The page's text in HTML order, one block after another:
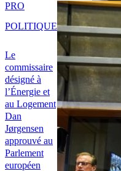
Le
commissaire
désigné à
l’Énergie et
au Logement
Dan
Jørgensen
approuvé au
Parlement
européen
PRO
POLITIQUE